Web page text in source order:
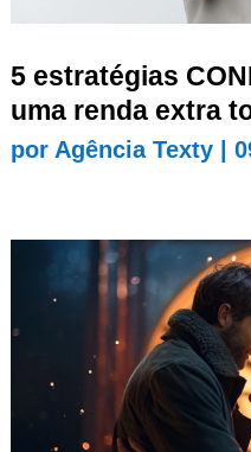
5 estratégias
uma renda extra
por Agência Texty|